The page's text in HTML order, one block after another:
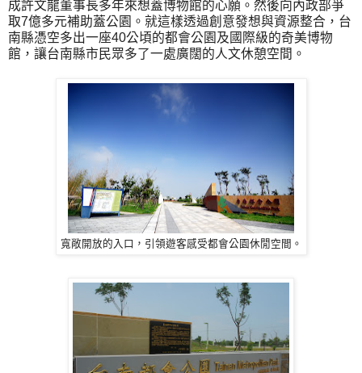
成許文龍董事長多年來想蓋博物館的心願。然後向內政部爭
取7億多元補助蓋公園。就這樣透過創意發想與資源整合，台
南縣憑空多出一座40公頃的都會公園及國際級的奇美博物
館，讓台南縣市民眾多了一處廣闊的人文休憩空間。
寬敞開放的入口，引領遊客感受都會公園休閒空間。